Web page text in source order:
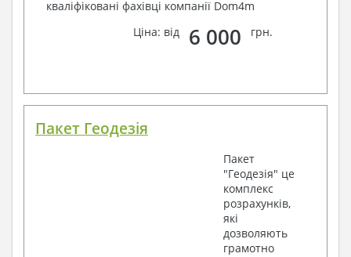
кваліфіковані фахівці компанії Dom4m
Ціна: від
6 000 грн.
Пакет Геодезія
Пакет
"Геодезія" це
комплекс
розрахунків,
які
дозволяють
грамотно